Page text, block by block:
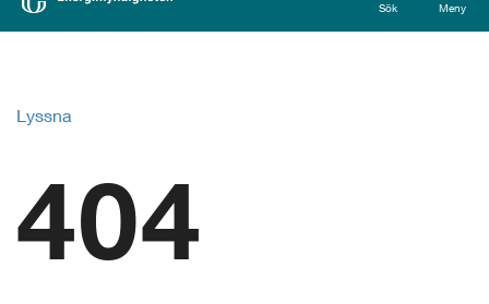
Sök Meny
Lyssna
404